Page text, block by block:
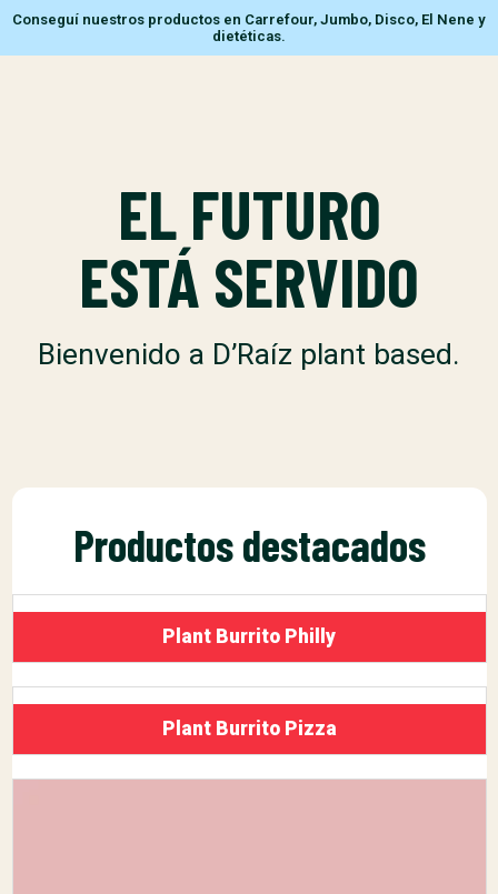
Conseguí nuestros productos en Carrefour, Jumbo, Disco, El Nene y
dietéticas.
EL FUTURO
ESTÁ SERVIDO
Bienvenido a D’Raíz plant based.
Productos destacados
Plant Burrito Philly
Plant Burrito Pizza